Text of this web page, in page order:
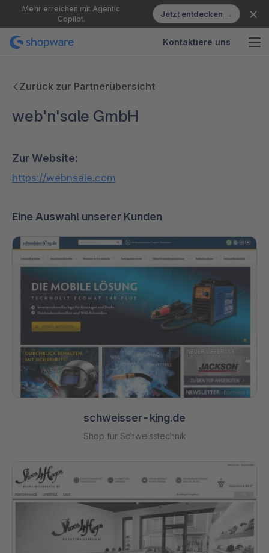
Mehr erreichen mit Agentic
Copilot.
Jetzt entdecken →
Kontaktiere uns
Zurück zur Partnerübersicht
web'n'sale GmbH
Zur Website:
https://webnsale.com
Eine Auswahl unserer Kunden
schweisser-king.de
Shop für Schweisstechnik